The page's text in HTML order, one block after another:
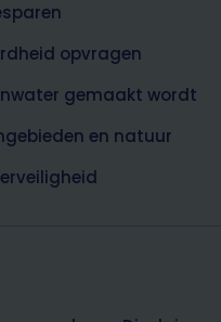
opvragen
gemaakt wordt
en natuur